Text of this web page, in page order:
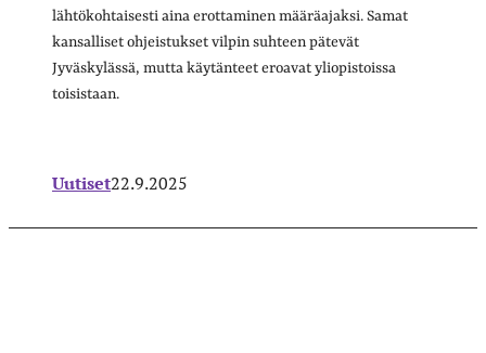
lähtökohtaisesti aina erottaminen määräajaksi. Samat
kansalliset ohjeistukset vilpin suhteen pätevät
Jyväskylässä, mutta käytänteet eroavat yliopistoissa
toisistaan.
Uutiset22.9.2025